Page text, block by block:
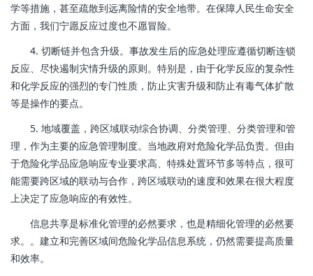
学等措施，甚至疏散到远离险情的安全地带。在保障人民生命安全
方面，我们宁愿反应过度也不愿冒险。
4. 切断链并包含升级。事故发生后的应急处理应遵循切断连锁
反应、尽快遏制灾情升级的原则。特别是，由于化学反应的复杂性
和化学反应的强烈的专门性质，防止灾害升级和防止有毒气体扩散
等是操作的要点。
5. 地域覆盖，跨区域联动综合协调、分类管理、分类管理和管
理，作为主要的应急管理制度。当地政府对危险化学品负责。但由
于危险化学品应急响应专业要求高、特殊处置环节多等特点，很可
能需要跨区域的联动与合作，跨区域联动的速度和效果在很大程度
上决定了应急响应的有效性。
信息共享是标准化管理的必然要求，也是精细化管理的必然要
求。。建立和完善区域间危险化学品信息系统，仍然需要提高质量
和效率。